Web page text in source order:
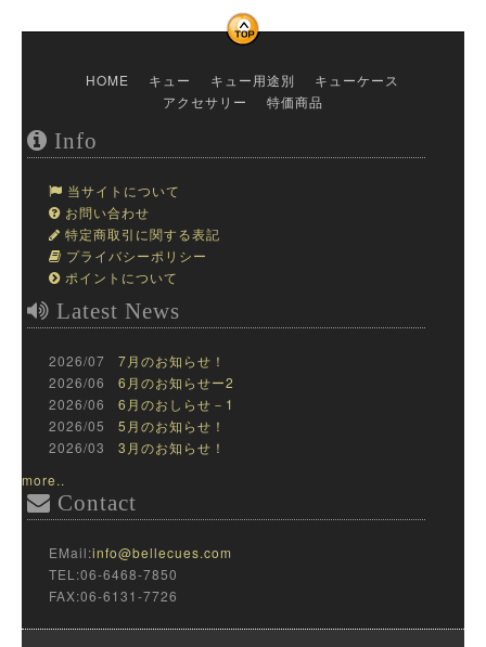
HOME キュー キュー用途別
キューケース
アクセサリー
特価商品
Info
当サイトについて
お問い合わせ
特定商取引に関する表記
プライバシーポリシー
ポイントについて
Latest News
2026/07 7月のお知らせ！
2026/06 6月のお知らせー2
2026/06 6月のおしらせ－1
2026/05 5月のお知らせ！
2026/03 3月のお知らせ！
more..
Contact
EMail:info@bellecues.com
TEL:06-6468-7850
FAX:06-6131-7726